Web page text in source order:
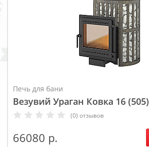
Печь для бани
Везувий Ураган Ковка 16 (505)
(0) отзывов
66080